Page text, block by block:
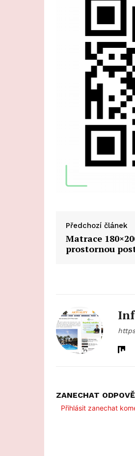
Předchozí článek
Matrace
prostornou
ZANECHAT
Přihlásit zanechat